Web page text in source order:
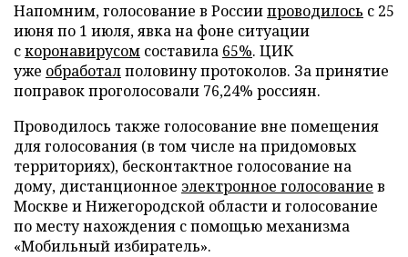
Напомним, голосование в Россиипроводилось с 25
июня по 1 июля, явка на фоне ситуации
скоронавирусом составила 65%. ЦИК
уже обработалполовину протоколов. За принятие
поправок проголосовали 76,24% россиян.
Проводилось также голосование вне помещения
для голосования (в том числе на придомовых
территориях), бесконтактное голосование на
дому, дистанционное электронное голосование в
Москве и Нижегородской области и голосование
по месту нахождения с помощью механизма
«Мобильный избиратель».